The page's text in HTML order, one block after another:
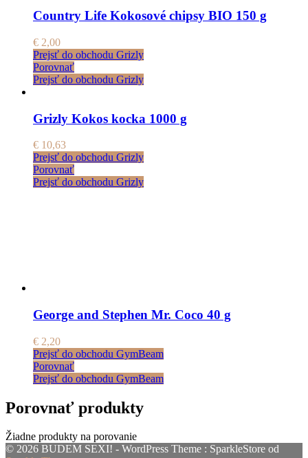
Country Life Kokosové chipsy BIO 150 g
€ 2,00
Prejsť do obchodu Grizly
Porovnať
Prejsť do obchodu Grizly
Grizly Kokos kocka 1000 g
€ 10,63
Prejsť do obchodu Grizly
Porovnať
Prejsť do obchodu Grizly
George and Stephen Mr. Coco 40 g
€ 2,20
Prejsť do obchodu GymBeam
Porovnať
Prejsť do obchodu GymBeam
Porovnať produkty
Žiadne produkty na porovanie
© 2026 BUDEM SEXI! - WordPress Theme : SparkleStore od